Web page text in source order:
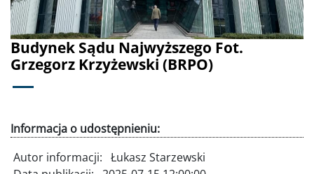
Budynek Sądu Najwyższego Fot.
Grzegorz Krzyżewski (BRPO)
Informacja o udostępnieniu:
Autor informacji: Łukasz Starzewski